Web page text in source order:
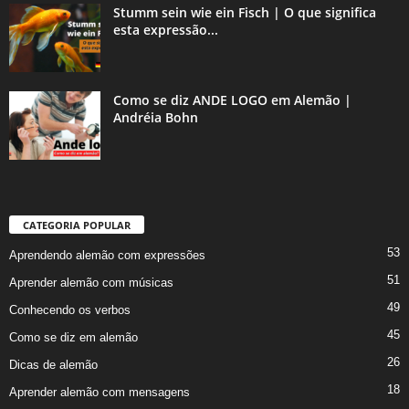
Stumm sein wie ein Fisch | O que significa
esta expressão...
Como se diz ANDE LOGO em Alemão |
Andréia Bohn
CATEGORIA POPULAR
Aprendendo alemão com expressões 53
Aprender alemão com músicas 51
Conhecendo os verbos 49
Como se diz em alemão 45
Dicas de alemão 26
Aprender alemão com mensagens 18